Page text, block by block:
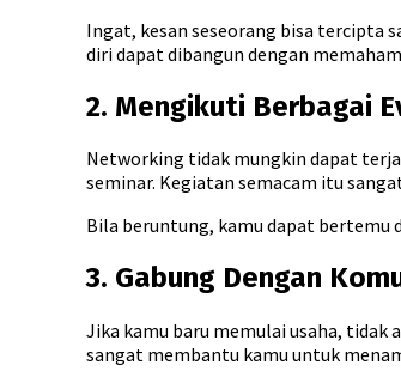
Ingat, kesan seseorang bisa tercipta
diri dapat dibangun dengan
2. Mengikuti Berbagai
Networking tidak mungkin dapat
seminar. Kegiatan semacam itu
Bila beruntung, kamu dapat bertemu
3. Gabung Dengan
Jika kamu baru memulai usaha, tidak
sangat membantu kamu untuk